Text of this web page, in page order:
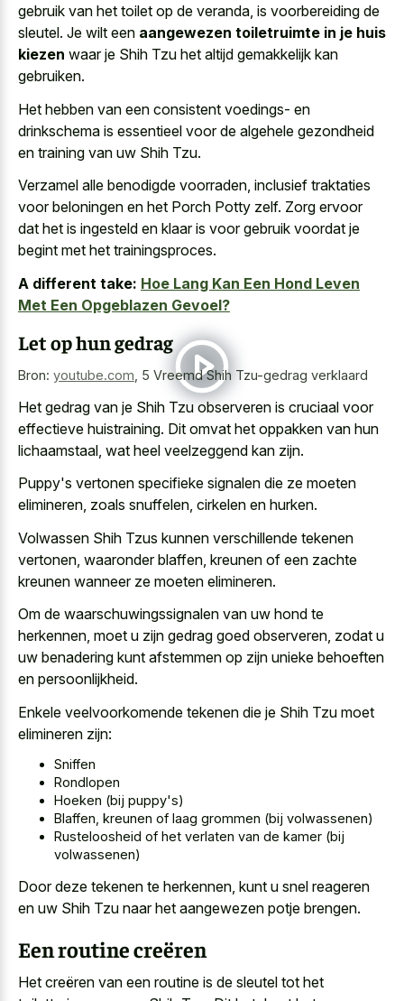
gebruik van het toilet op de veranda, is voorbereiding de
sleutel. Je wilt een aangewezen toiletruimte in je huis
kiezen waar je Shih Tzu het altijd gemakkelijk kan
gebruiken.
Het hebben van een consistent voedings- en
drinkschema is essentieel voor de algehele gezondheid
en training van uw Shih Tzu.
Verzamel alle benodigde voorraden, inclusief traktaties
voor beloningen en het Porch Potty zelf. Zorg ervoor
dat het is ingesteld en klaar is voor gebruik voordat je
begint met het trainingsproces.
A different take: Hoe Lang Kan Een Hond Leven
Met Een Opgeblazen Gevoel?
Let op hun gedrag
Bron: youtube.com 5 Vreemd Shih Tzu-gedrag verklaard
Het gedrag van je Shih Tzu observeren is cruciaal voor
effectieve huistraining. Dit omvat het oppakken van hun
lichaamstaal, wat heel veelzeggend kan zijn.
Puppy's vertonen specifieke signalen die ze moeten
elimineren, zoals snuffelen, cirkelen en hurken.
Volwassen Shih Tzus kunnen verschillende tekenen
vertonen, waaronder blaffen, kreunen of een zachte
kreunen wanneer ze moeten elimineren.
Om de waarschuwingssignalen van uw hond te
herkennen, moet u zijn gedrag goed observeren, zodat u
uw benadering kunt afstemmen op zijn unieke behoeften
en persoonlijkheid.
Enkele veelvoorkomende tekenen die je Shih Tzu moet
elimineren zijn:
Sniffen
Rondlopen
Hoeken (bij puppy's)
Blaffen, kreunen of laag grommen (bij volwassenen)
Rusteloosheid of het verlaten van de kamer (bij
volwassenen)
Door deze tekenen te herkennen, kunt u snel reageren
en uw Shih Tzu naar het aangewezen potje brengen.
Een routine creëren
Het creëren van een routine is de sleutel tot het